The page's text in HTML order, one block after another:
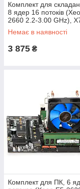
Комплект для
8 ядер 16 потоків
2660 2.2-3.00 GHz),
DDR3 16GB, +кулер
Немає в наявності
3 875 ₴
Комплект для ПК, 6